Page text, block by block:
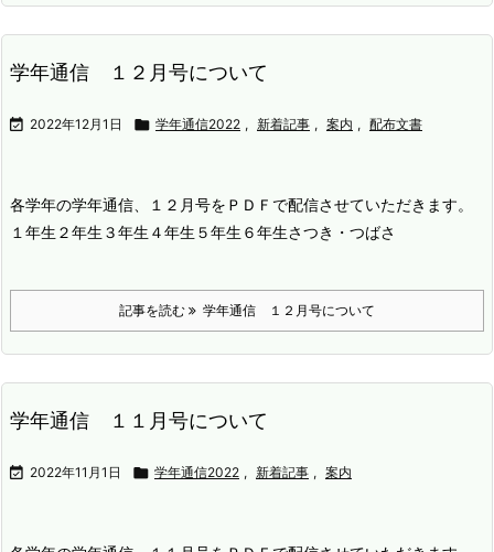
学年通信 １２月号について
 2022年12月1日  学年通信2022 , 新着記事 , 案内 , 配布文書
各学年の学年通信、１２月号をＰＤＦで配信させていただきます。
１年生 ２年生 ３年生 ４年生 ５年生 ６年生さつき・つばさ
記事を読む 学年通信 １２月号について
学年通信 １１月号について
 2022年11月1日  学年通信2022 , 新着記事 , 案内